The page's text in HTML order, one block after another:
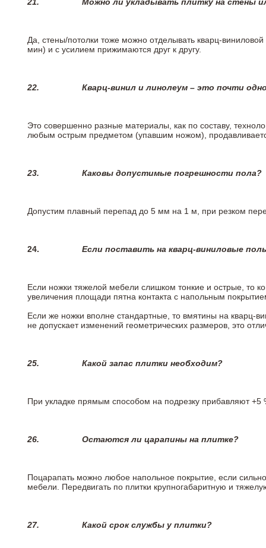
21. Можно ли укладывать плитку на стены
Да, стены/потолки тоже можно отделывать кварц-
мин) и с усилием прижимаются друг к другу.
22. Кварц-винил и линолеум – это почти
Это совершенно разные материалы, как по составу,
любым острым предметом (упавшим ножом),
23. Каковы допустимые погрешности пола?
Допустим плавный перепад до 5 мм на 1 м, при резком
24. Если поставить на кварц-виниловые
Если ножки тяжелой мебели слишком тонкие и острые, то
увеличения площади пятна контакта с напольным
Если же ножки вполне стандартные, то вмятины на кварц-
не допускает изменений геометрических размеров, это
25. Какой запас плитки необходим?
При укладке прямым способом на подрезку прибавляют +5
26. Остаются ли царапины на плитке?
Поцарапать можно любое напольное покрытие, если
мебели. Передвигать по плитки крупногабаритную и
27. Какой срок службы у плитки?